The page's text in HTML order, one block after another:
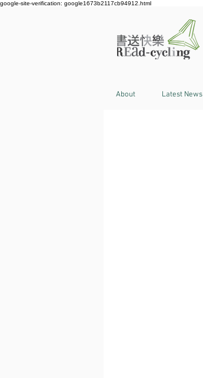
google-site-verification: google1673b2117cb94912.html
About Latest News